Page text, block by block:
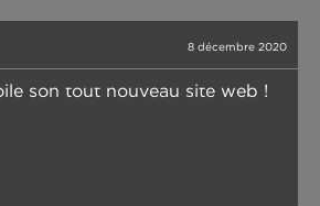
8 décembre 2020
son tout nouveau site web !